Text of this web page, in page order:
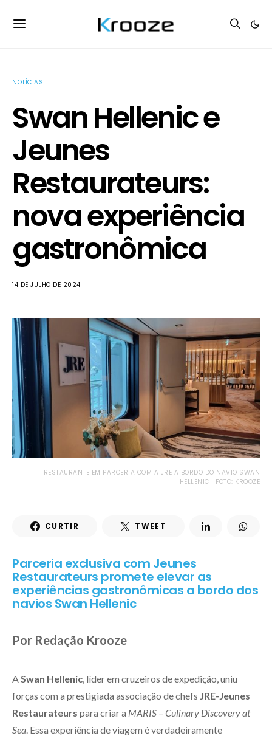
NOTÍCIAS
Swan Hellenic e
Jeunes
Restaurateurs:
nova experiência
gastronômica
14 DE JULHO DE 2024
RESTAURANTE EM PARCERIA COM A JRE A BORDO DO NAVIO SWAN
HELLENIC | FOTO: KROOZE
CURTIR TWEET
Parceria exclusiva com Jeunes
Restaurateurs promete elevar as
experiências gastronômicas a bordo dos
navios Swan Hellenic
Por Redação Krooze
A Swan Hellenic , líder em cruzeiros de expedição, uniu
forças com a prestigiada associação de chefs JRE-Jeunes
Restaurateurs para criar a MARIS – Culinary Discovery at
Sea . Essa experiência de viagem é verdadeiramente